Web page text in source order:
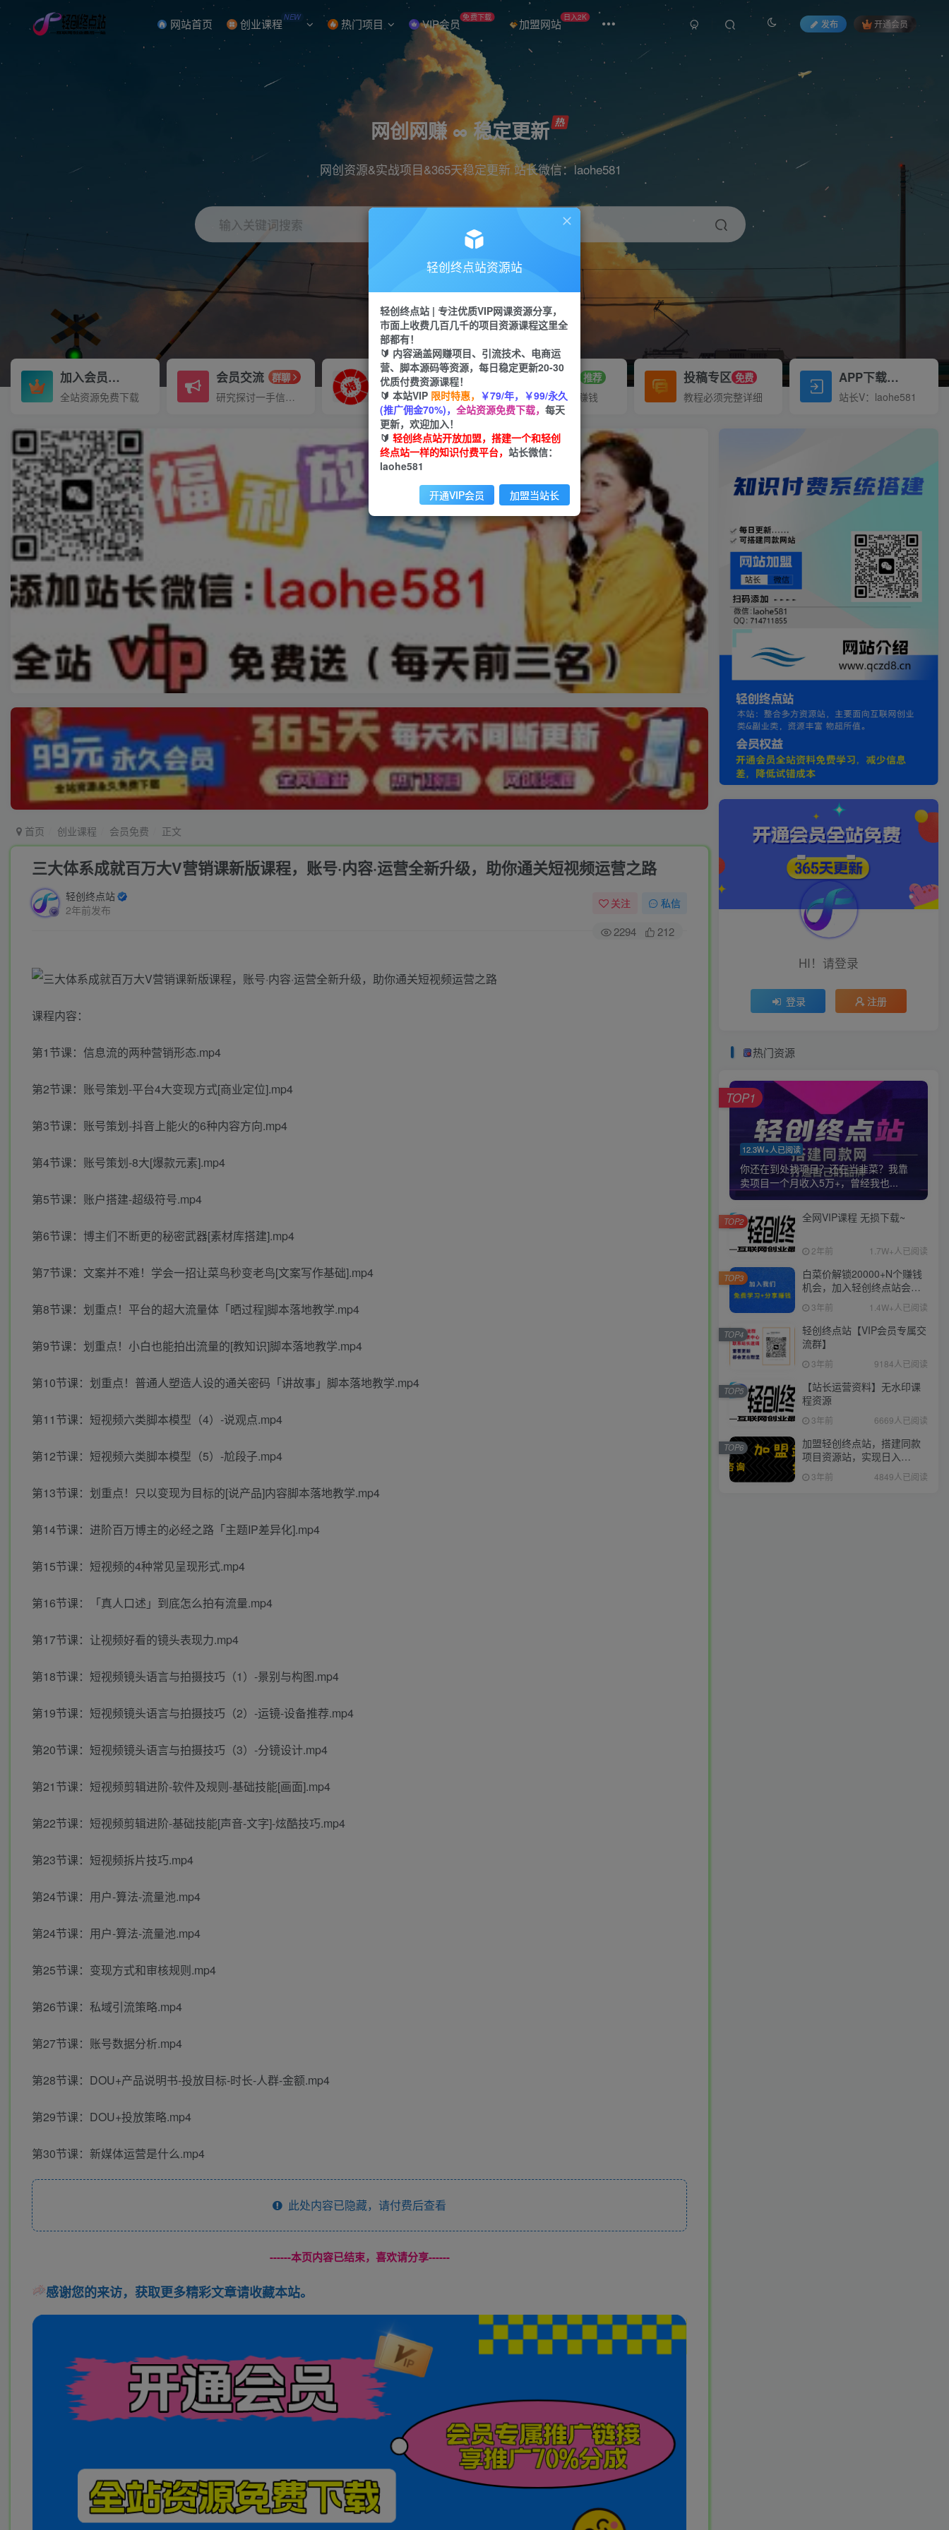
网站首页 创业课程 NEW 热门项目 VIP会员 免费下载 加盟网站 日入2K
发布 开通会员
网创网赚 ∞ 稳定更新
网创资源&实战项目&365天稳定更新 站长微信：laohe581
输入关键词搜索
引流 短视频 剪辑
加入会员3.3折
全站资源免费下载
会员交流 群聊
研究探讨一手信息差
推广赚钱
70%分佣
推广返佣高达70%
站长招募 推荐
24小时自动赚钱
投稿专区 免费
教程必须完整详细
APP下载Down
站长V：laohe581
首页 创业课程 会员免费 正文
三大体系成就百万大V营销课新版课程，账号·内容·运营全新‭升‬级，助你‭通‬‭关短视‬‭频‬运营之路
轻创终点站
2年前发布
关注 私信
2294 212
课程内容：
第1节课：信息流的两种营销形态.mp4
第2节课：账号策划-平台4大变现方式[商业定位].mp4
第3节课：账号策划-抖音上能火的6种内容方向.mp4
第4节课：账号策划-8大[爆款元素].mp4
第5节课：账户搭建-超级符号.mp4
第6节课：博主们不断更的秘密武器[素材库搭建].mp4
第7节课：文案并不难！学会一招让菜鸟秒变老鸟[文案写作基础].mp4
第8节课：划重点！平台的超大流量体「晒过程]脚本落地教学.mp4
第9节课：划重点！小白也能拍出流量的[教知识]脚本落地教学.mp4
第10节课：划重点！普通人塑造人设的通关密码「讲故事」脚本落地教学.mp4
第11节课：短视频六类脚本模型（4）-说观点.mp4
第12节课：短视频六类脚本模型（5）-尬段子.mp4
第13节课：划重点！只以变现为目标的[说产品]内容脚本落地教学.mp4
第14节课：进阶百万博主的必经之路「主题IP差异化].mp4
第15节课：短视频的4种常见呈现形式.mp4
第16节课：「真人口述」到底怎么拍有流量.mp4
第17节课：让视频好看的镜头表现力.mp4
第18节课：短视频镜头语言与拍摄技巧（1）-景别与构图.mp4
第19节课：短视频镜头语言与拍摄技巧（2）-运镜-设备推荐.mp4
第20节课：短视频镜头语言与拍摄技巧（3）-分镜设计.mp4
第21节课：短视频剪辑进阶-软件及规则-基础技能[画面].mp4
第22节课：短视频剪辑进阶-基础技能[声音-文字]-炫酷技巧.mp4
第23节课：短视频拆片技巧.mp4
第24节课：用户-算法-流量池.mp4
第24节课：用户-算法-流量池.mp4
第25节课：变现方式和审核规则.mp4
第26节课：私域引流策略.mp4
第27节课：账号数据分析.mp4
第28节课：DOU+产品说明书-投放目标-时长-人群-金额.mp4
第29节课：DOU+投放策略.mp4
第30节课：新媒体运营是什么.mp4
此处内容已隐藏，请付费后查看
------本页内容已结束，喜欢请分享------
感谢您的来访，获取更多精彩文章请收藏本站。
HI！请登录
登录 注册
热门资源
12.3W+人已阅读
你还在到处找项目？还在当韭菜？我靠
卖项目一个月收入5万+，曾经我也...
TOP1
全网VIP课程 无损下载~
2年前 1.7W+人已阅读
TOP2
白菜价解锁20000+N个赚钱
机会，加入轻创终点站会
员，全站资源免费学习。
3年前 1.4W+人已阅读
TOP3
轻创终点站【VIP会员专属交
流群】
3年前 9184人已阅读
TOP4
【站长运营资料】无水印课
程资源
3年前 6669人已阅读
TOP5
加盟轻创终点站，搭建同款
项目资源站，实现日入
2000+
3年前 4849人已阅读
TOP6
轻创终点站资源站
轻创终点站 | 专注优质VIP网课资源分享，
市面上收费几百几千的项目资源课程这里全
部都有！
🔰 内容涵盖网赚项目、引流技术、电商运
营、脚本源码等资源，每日稳定更新20-30
优质付费资源课程！
🔰 本站VIP 限时特惠， ￥79/年，￥99/永久
(推广佣金70%)， 全站资源免费下载， 每天
更新，欢迎加入！
🔰 轻创终点站开放加盟，搭建一个和轻创
终点站一样的知识付费平台， 站长微信：
laohe581
开通VIP会员 加盟当站长